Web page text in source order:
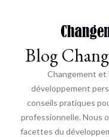
Blog
Changement et
développement
conseils pratiques
professionnelle. Nous
facettes du